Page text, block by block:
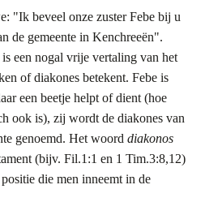
"Ik beveel onze zuster Febe bij u
de gemeente in Kenchreeën".
een nogal vrije vertaling van het
of diakones betekent. Febe is
een beetje helpt of dient (hoe
ook is), zij wordt de diakones van
genoemd. Het woord diakonos
(bijv. Fil.1:1 en 1 Tim.3:8,12)
die men inneemt in de